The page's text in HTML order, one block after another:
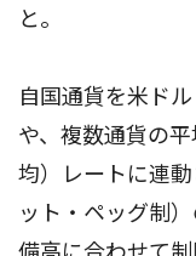
と。
自国通貨を米ド
や、複数通貨の
均）レートに連
ット・ペッグ制